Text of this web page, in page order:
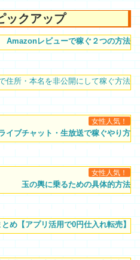
ックアップ
Amazonレビューで稼ぐ２つの方法
住所・本名を非公開にして稼ぐ方法
女性人気！
イブチャット・生放送で稼ぐやり方
女性人気！
玉の輿に乗るための具体的方法
め【アプリ活用で0円仕入れ転売】